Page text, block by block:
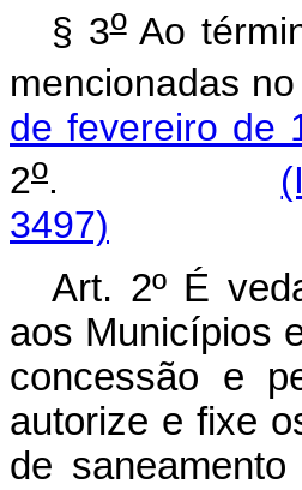
§ 3oAo
mencionadas
de fevereiro de
2o.
3497)
Art. 2º É
aos Municípios
concessão e
autorize e fixe
de